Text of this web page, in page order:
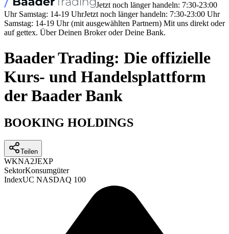
Jetzt noch länger handeln: 7:30-23:00
Uhr Samstag: 14-19 UhrJetzt noch länger handeln: 7:30-23:00 Uhr
Samstag: 14-19 Uhr (mit ausgewählten Partnern) Mit uns direkt oder
auf gettex. Über Deinen Broker oder Deine Bank.
Baader Trading: Die offizielle
Kurs- und Handelsplattform
der Baader Bank
BOOKING HOLDINGS
Teilen
WKNA2JEXP
SektorKonsumgüter
IndexUC NASDAQ 100